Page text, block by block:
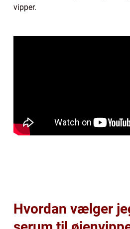
vipper.
Hvordan vælger